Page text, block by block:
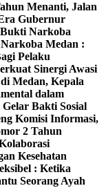
Menanti, Jalan
Gubernur
Narkoba
Medan :
Pelaku
Sinergi Awasi
Medan, Kepala
dalam
Bakti Sosial
Komisi Informasi,
2 Tahun
Kesehatan
: Ketika
Seorang Ayah